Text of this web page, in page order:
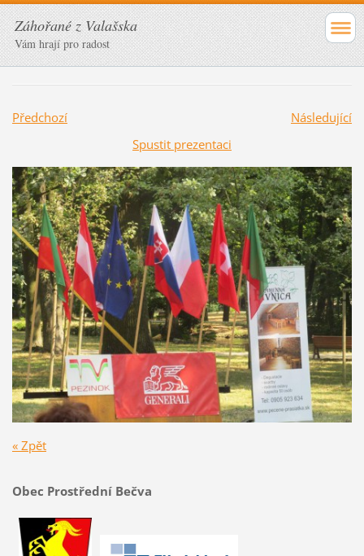
Záhořané z Valašska
Vám hrají pro radost
Předchozí
Následující
Spustit prezentaci
« Zpět
Obec Prostřední Bečva